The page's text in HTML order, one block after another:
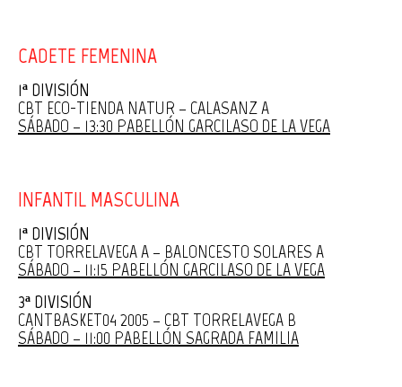
CADETE FEMENINA
1ª DIVISIÓN
CBT ECO-TIENDA NATUR – CALASANZ A
SÁBADO – 13:30 PABELLÓN GARCILASO DE LA VEGA
INFANTIL MASCULINA
1ª DIVISIÓN
CBT TORRELAVEGA A – BALONCESTO SOLARES A
SÁBADO – 11:15 PABELLÓN GARCILASO DE LA VEGA
3ª DIVISIÓN
CANTBASKET04 2005 – CBT TORRELAVEGA B
SÁBADO – 11:00 PABELLÓN SAGRADA FAMILIA